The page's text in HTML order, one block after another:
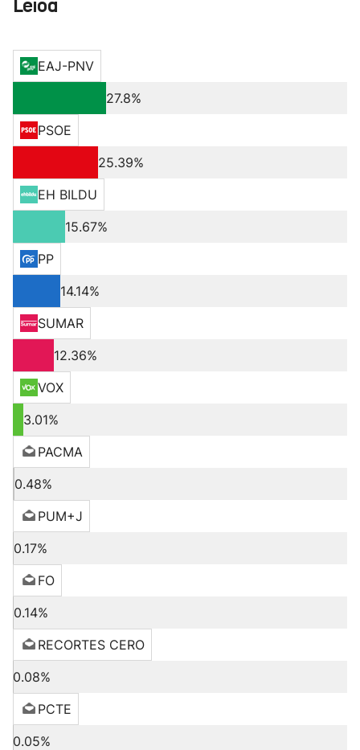
Leioa
EAJ-PNV
27.8%
PSOE
25.39%
EH BILDU
15.67%
PP
14.14%
SUMAR
12.36%
VOX
3.01%
PACMA
0.48%
PUM+J
0.17%
FO
0.14%
RECORTES CERO
0.08%
PCTE
0.05%